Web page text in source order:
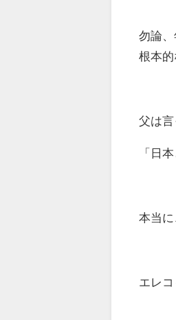
勿論
根本的
父は言
「日
本当に
エレ